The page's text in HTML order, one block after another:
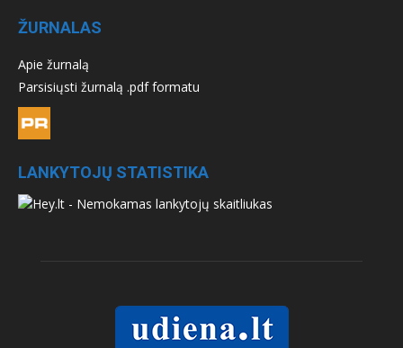
ŽURNALAS
Apie žurnalą
Parsisiųsti žurnalą .pdf formatu
LANKYTOJŲ STATISTIKA